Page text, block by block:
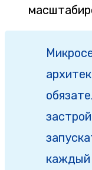
каждый